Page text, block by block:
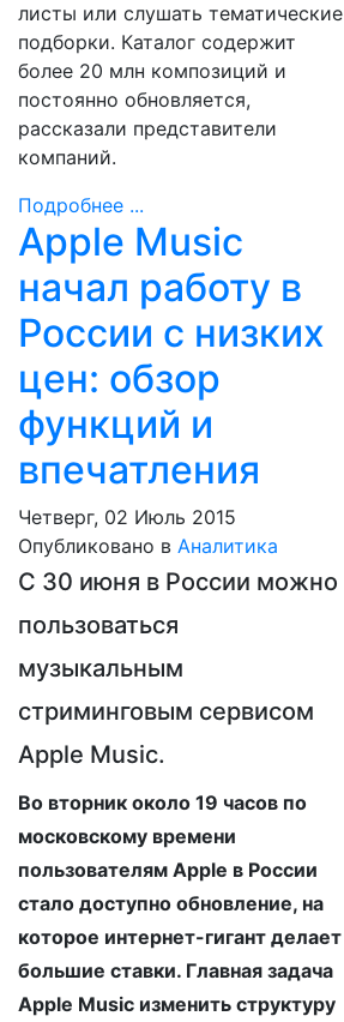
листы или слушать тематические
подборки. Каталог содержит
более 20 млн композиций и
постоянно обновляется,
рассказали представители
компаний.
Подробнее ...
Apple Music
начал работу в
России с низких
цен: обзор
функций и
впечатления
Четверг, 02 Июль 2015
Опубликовано в Аналитика
С 30 июня в России можно
пользоваться
музыкальным
стриминговым сервисом
Apple Music.
Во вторник около 19 часов по
московскому времени
пользователям Apple в России
стало доступно обновление, на
которое интернет-гигант делает
большие ставки. Главная задача
Apple Music изменить структуру